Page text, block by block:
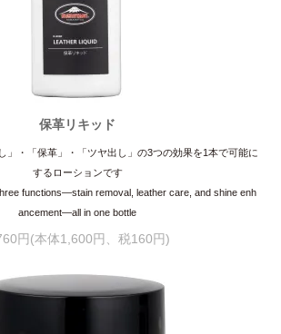
保革リキッド
」・「保革」・「ツヤ出し」の3つの効果を1本で可能に
するローションです
functions—stain removal, leather care, and shine enh
ancement—all in one bottle
円(本体1,600円、税160円)